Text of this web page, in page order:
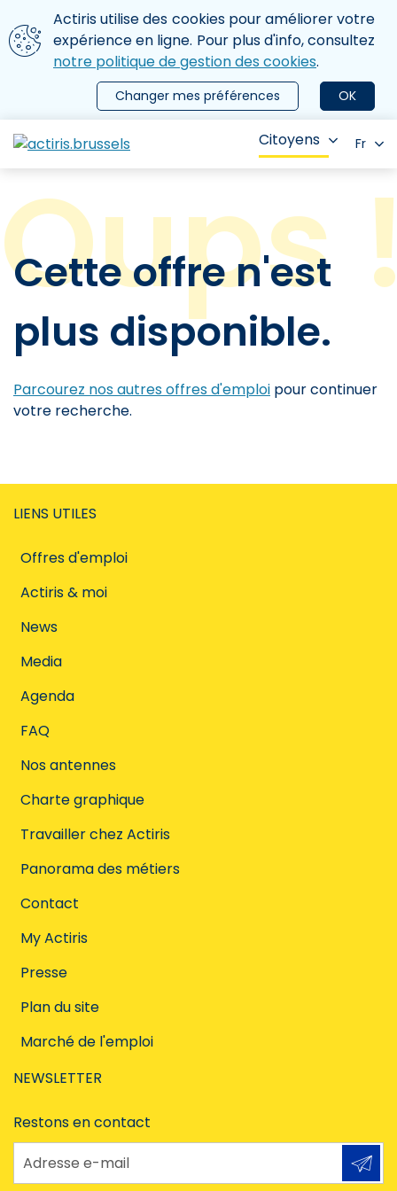
Aller au contenu principal
Nous utilisons des cookies
Actiris utilise des cookies pour améliorer votre
expérience en ligne. Pour plus d'info, consultez
notre politique de gestion des cookies.
OK
Changer mes préférences
le menu
Citoyens Fr
Cette offre n'est
plus disponible.
Parcourez nos autres offres d'emploi pour continuer
votre recherche.
LIENS UTILES
Offres d'emploi
Actiris & moi
News
Media
Agenda
FAQ
Nos antennes
Charte graphique
Travailler chez Actiris
Panorama des métiers
Contact
My Actiris
Presse
Plan du site
Marché de l'emploi
NEWSLETTER
Restons en contact
Adresse e-mail